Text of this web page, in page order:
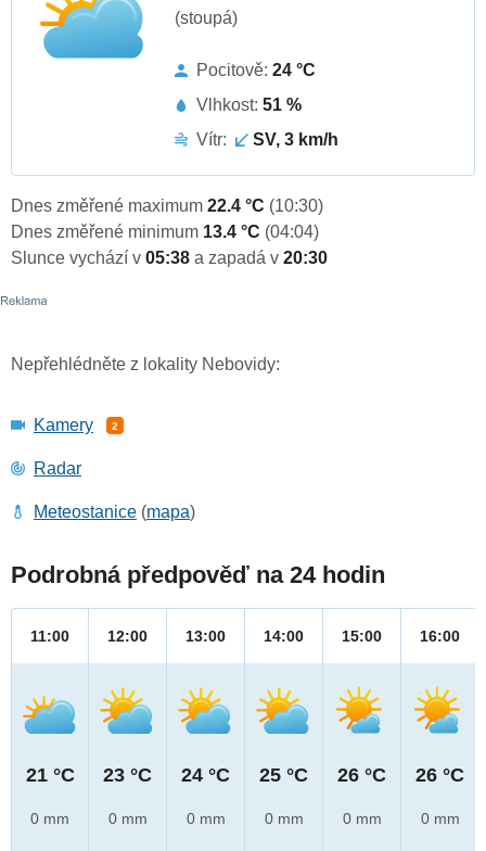
(stoupá)
Pocitově: 24 °C
Vlhkost: 51 %
Vítr:
SV, 3 km/h
Dnes změřené maximum 22.4 °C (10:30)
Dnes změřené minimum 13.4 °C (04:04)
Slunce vychází v 05:38 a zapadá v 20:30
Nepřehlédněte z lokality Nebovidy:
Kamery 2
Radar
Meteostanice (mapa)
Podrobná předpověď na 24 hodin
11:00
21 °C
0 mm
12:00
23 °C
0 mm
13:00
24 °C
0 mm
14:00
25 °C
0 mm
15:00
26 °C
0 mm
16:00
26 °C
0 mm